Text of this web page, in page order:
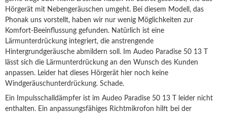
Hörgerät mit Nebengeräuschen umgeht. Bei diesem Modell, das
Phonak uns vorstellt, haben wir nur wenig Möglichkeiten zur
Komfort-Beeinflussung gefunden. Natürlich ist eine
Lärmunterdrückung integriert, die anstrengende
Hintergrundgeräusche abmildern soll. Im Audeo Paradise 50 13 T
lässt sich die Lärmunterdrückung an den Wunsch des Kunden
anpassen. Leider hat dieses Hörgerät hier noch keine
Windgeräuschunterdrückung. Schade.
Ein Impulsschalldämpfer ist im Audeo Paradise 50 13 T leider nicht
enthalten. Ein anpassungsfähiges Richtmikrofon hilft bei der